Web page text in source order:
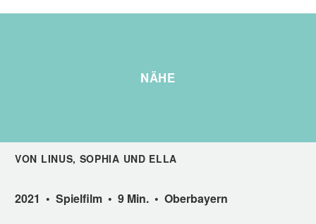
NÄHE
VON LINUS, SOPHIA UND ELLA
2021 • Spielfilm • 9 Min. • Oberbayern